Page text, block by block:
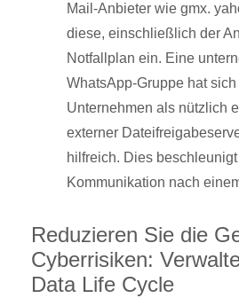
Mail-Anbieter wie gmx.
diese, einschließlich der
Notfallplan ein. Eine
WhatsApp-Gruppe hat
Unternehmen als nützlich
externer
hilfreich. Dies
Kommunikation nach
Reduzieren Sie die
Cyberrisiken:
Data Life Cycle